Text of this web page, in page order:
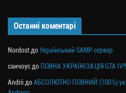
Останні коментарі
Nordost доУкраїнський SAMP сервер
санчоус до ПОВНА УКРАЇНІЗАЦІЯ GTA
Andrii доАБСОЛЮТНО ПОВНИЙ (100%)